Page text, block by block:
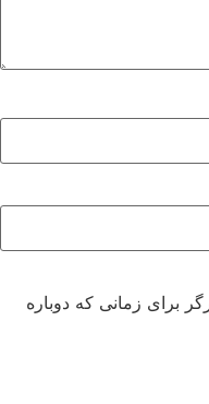
برای زمانی که دوباره